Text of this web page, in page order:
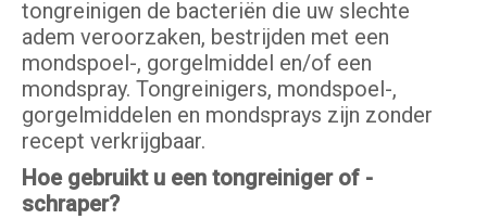
tongreinigen de bacteriën die uw slechte
adem veroorzaken, bestrijden met een
mondspoel-, gorgelmiddel en/of een
mondspray. Tongreinigers, mondspoel-,
gorgelmiddelen en mondsprays zijn zonder
recept verkrijgbaar.
Hoe gebruikt u een tongreiniger of -
schraper?